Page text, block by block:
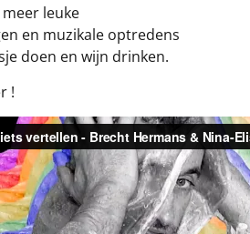
leuke
en muzikale optredens
doen en wijn drinken.
!